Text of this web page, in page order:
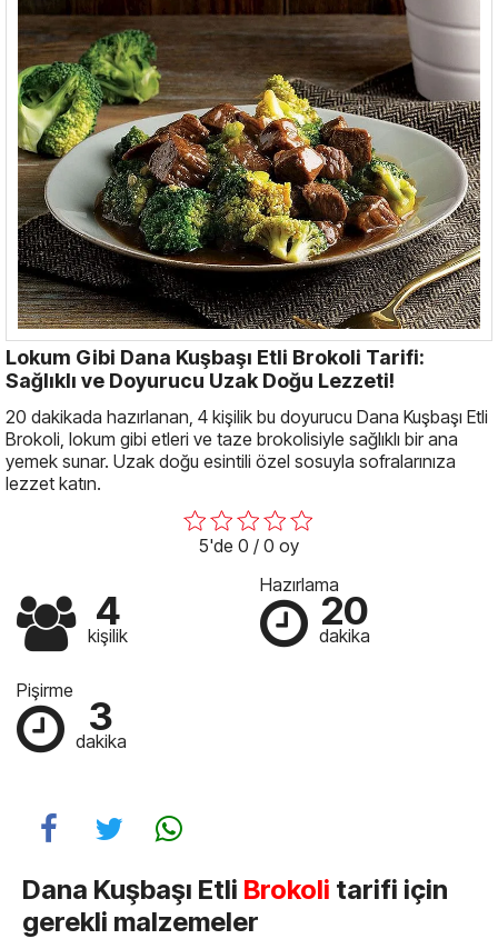
Lokum Gibi Dana Kuşbaşı Etli Brokoli Tarifi:
Sağlıklı ve Doyurucu Uzak Doğu Lezzeti!
20 dakikada hazırlanan, 4 kişilik bu doyurucu Dana Kuşbaşı Etli
Brokoli, lokum gibi etleri ve taze brokolisiyle sağlıklı bir ana
yemek sunar. Uzak doğu esintili özel sosuyla sofralarınıza
lezzet katın.
5'de 0 / 0 oy
4
kişilik
Hazırlama
20
dakika
Pişirme
3
dakika
Dana Kuşbaşı Etli Brokoli tarifi için
gerekli malzemeler